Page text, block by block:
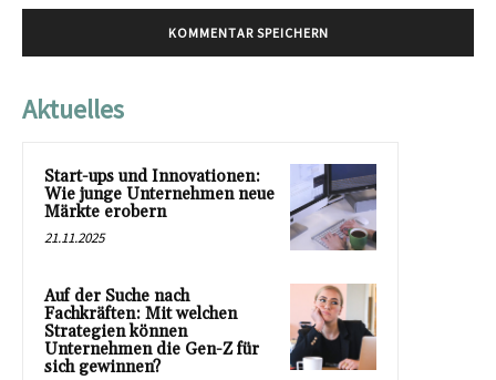
Aktuelles
Start-ups und Innovationen:
Wie junge Unternehmen neue
Märkte erobern
21.11.2025
Auf der Suche nach
Fachkräften: Mit welchen
Strategien können
Unternehmen die Gen-Z für
sich gewinnen?